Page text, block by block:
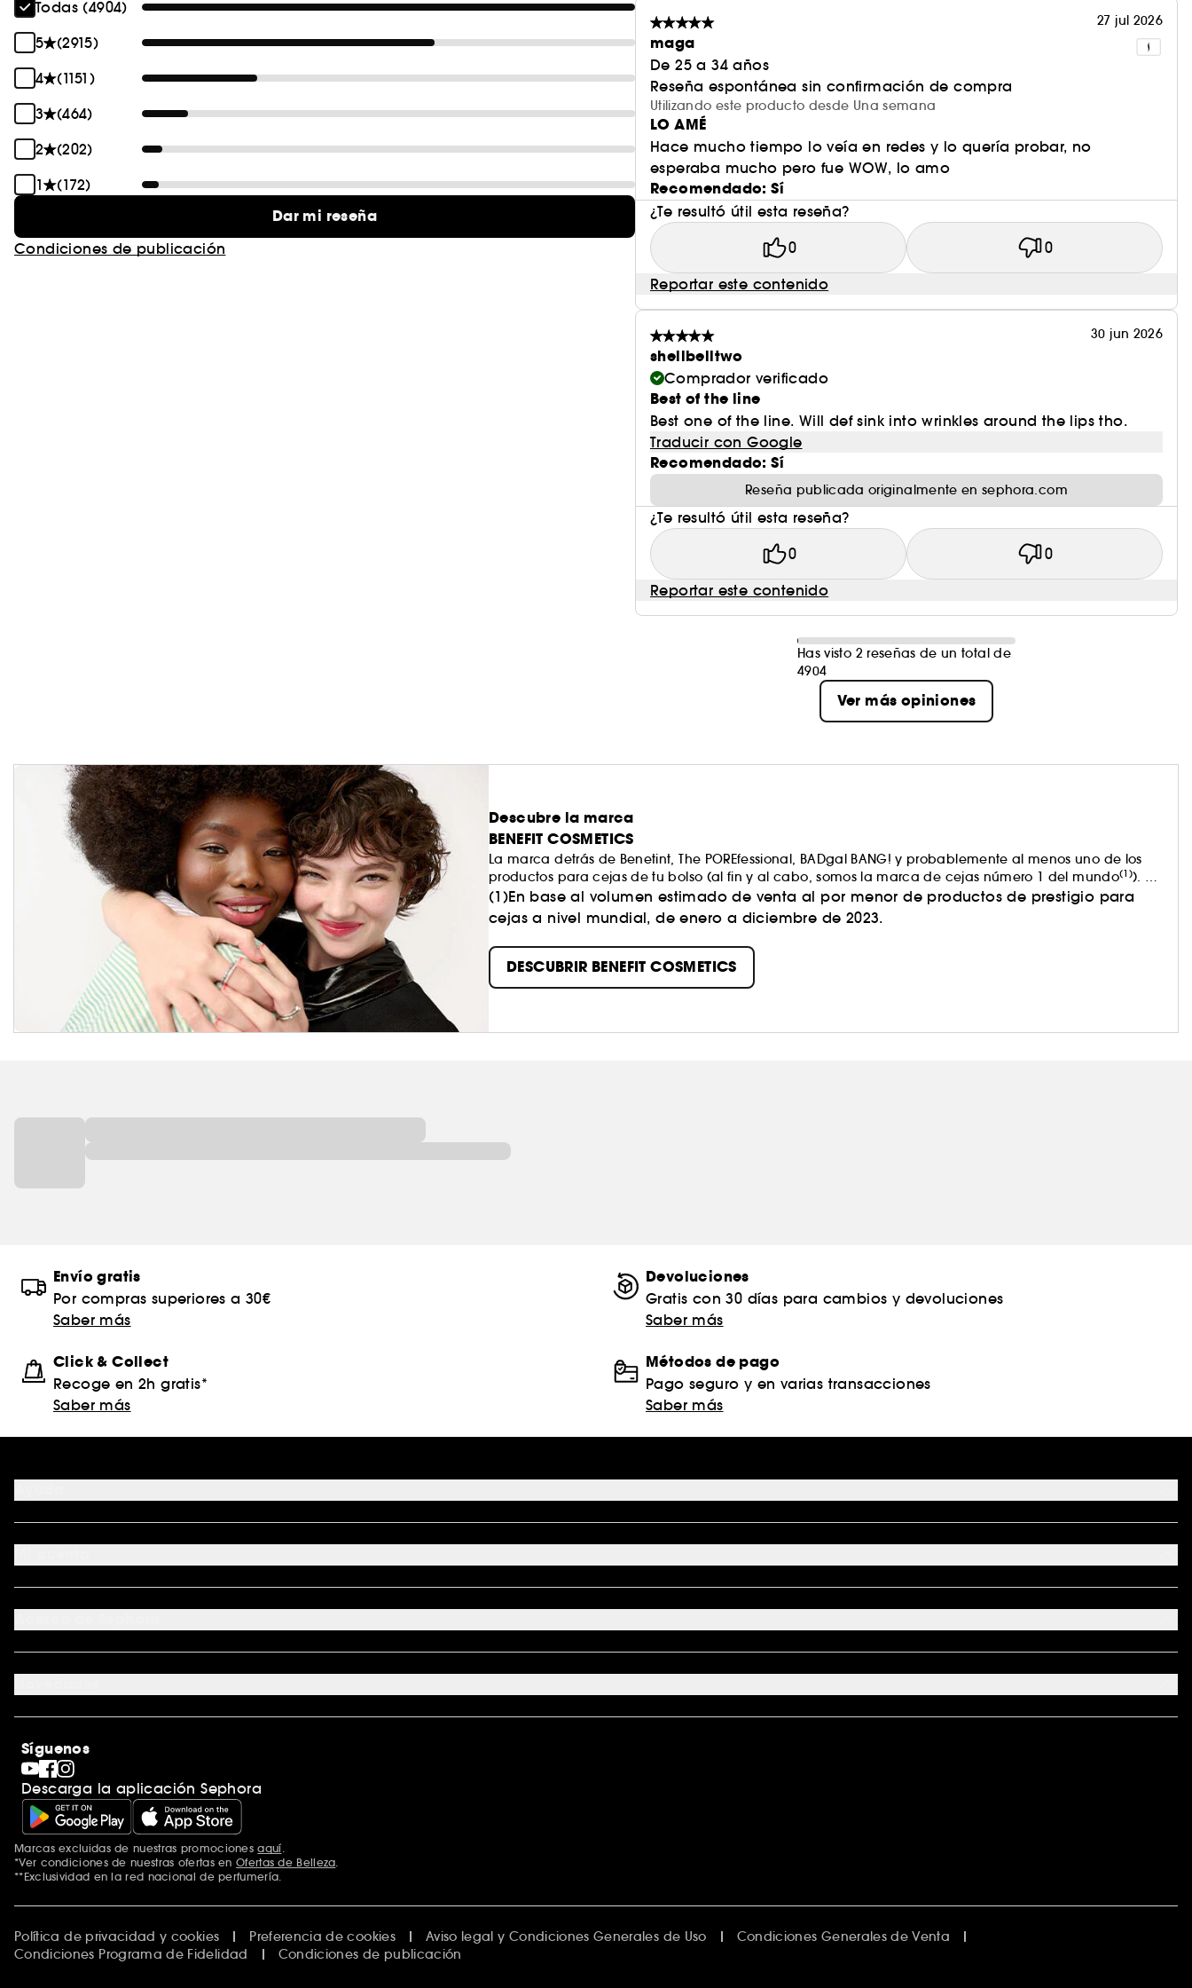
HOT TIP:
- Aplica sobre las mejillas y difumina rápidamente con la yema de los dedos para conseguir un
- Aplicar en los labios para intensificar el color.
- Mezclar con un bálsamo labial para conseguir un color natural y luminoso.
Todas (4904)
5
(2915)
4
(1151)
3
(464)
2
(202)
1
(172)
Dar mi reseña
Condiciones de publicación
27 jul 2026
maga
De 25 a 34 años
Reseña espontánea sin confirmación de compra
Utilizando este producto desde Una semana
LO AMÉ
Hace mucho tiempo lo veía en redes y lo quería probar, no
esperaba mucho pero fue WOW, lo amo
Recomendado: Sí
¿Te resultó útil esta reseña?
0 0
Reportar este contenido
30 jun 2026
shellbelltwo
Comprador verificado
Best of the line
Best one of the line. Will def sink into wrinkles around the lips tho.
Traducir con Google
Recomendado: Sí
Reseña publicada originalmente en sephora.com
¿Te resultó útil esta reseña?
0 0
Reportar este contenido
Has visto 2 reseñas de un total de
4904
Ver más opiniones
Descubre la marca
BENEFIT COSMETICS
La marca detrás de Benetint, The POREfessional, BADgal BANG! y probablemente al menos uno de los
productos para cejas de tu bolso (al fin y al cabo, somos la marca de cejas número 1 del mundo(1)). ​
Creemos que la belleza debe potenciarnos y hacernos sentir bien. Porque sentirse bien y lucir bien van
siempre de la mano.​
Así que, tanto si quieres una solución de belleza en la que puedas confiar como si solo necesitas reírte
un rato, nosotros nos ocupamos de tus cejas y de tus risas.
(1)En base al volumen estimado de venta al por menor de productos de prestigio para
cejas a nivel mundial, de enero a diciembre de 2023.
DESCUBRIR BENEFIT COSMETICS
Envío gratis
Por compras superiores a 30€
Saber más
Devoluciones
Gratis con 30 días para cambios y devoluciones
Saber más
Click & Collect
Recoge en 2h gratis*
Saber más
Métodos de pago
Pago seguro y en varias transacciones
Saber más
FAQ
Formas de pago
Tarjeta regalo física
Tarjeta regalo para empresas
Mapa del sitio
Seguimiento del pedido
Programa de Fidelidad
Trabaja con nosotros
Blog de Sephora
Descubrir Sephora
Código promocional Sephora
Rebajas
San Valentín
Día del Padre
Premio Sephora
Día de la Madre
Calendario Adviento
Singles' Day
Black Friday
Cyber Monday
Síguenos
Descarga la aplicación Sephora
Marcas excluidas de nuestras promocionesaquí
*Ver condiciones de nuestras ofertas en Ofertas de Belleza
**Exclusividad en la red nacional de perfumería.
Política de privacidad y cookies Preferencia de cookies Aviso legal y Condiciones Generales de Uso
Condiciones Generales de Venta
Condiciones Programa de Fidelidad
Condiciones de publicación